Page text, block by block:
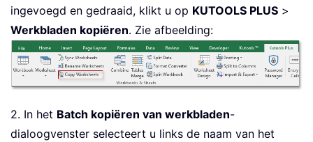
ingevoegd en gedraaid, klikt u op KUTOOLS PLUS >
Werkbladen kopiëren. Zie afbeelding:
2. In het Batch kopiëren van werkbladen-
dialoogvenster selecteert u links de naam van het